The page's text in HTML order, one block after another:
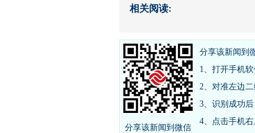
相关阅读:
分享该新闻到微信
分享该新闻到
1、打开手机软
2、对准左边
3、识别成功
4、点击手机右